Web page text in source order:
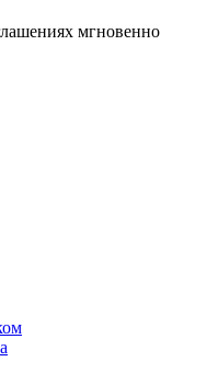
мгновенно